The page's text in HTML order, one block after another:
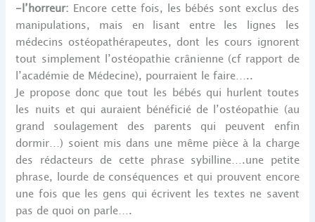
-l’horreur: Encore cette fois, les bébés sont exclus des
manipulations, mais en lisant entre les lignes les
médecins ostéopathérapeutes, dont les cours ignorent
tout simplement l’ostéopathie crânienne (cf rapport de
l’académie de Médecine), pourraient le faire…..
Je propose donc que tout les bébés qui hurlent toutes
les nuits et qui auraient bénéficié de l’ostéopathie (au
grand soulagement des parents qui peuvent enfin
dormir…) soient mis dans une même pièce à la charge
des rédacteurs de cette phrase sybilline….une petite
phrase, lourde de conséquences et qui prouvent encore
une fois que les gens qui écrivent les textes ne savent
pas de quoi on parle….